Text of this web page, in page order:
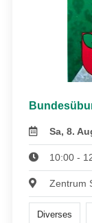
Sa, 8.
10:00 -
Zentrum
Diverses